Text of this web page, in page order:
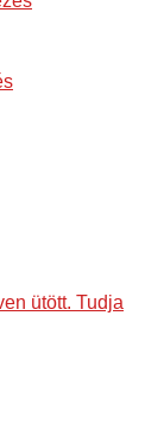
ütött. Tudja